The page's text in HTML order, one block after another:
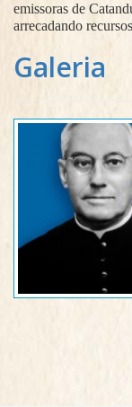
emissoras de
arrecadando
Galeria